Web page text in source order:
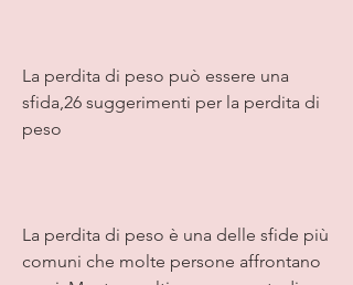
La perdita di peso può essere una
sfida,26 suggerimenti per la perdita di
peso
La perdita di peso è una delle sfide più
comuni che molte persone affrontano